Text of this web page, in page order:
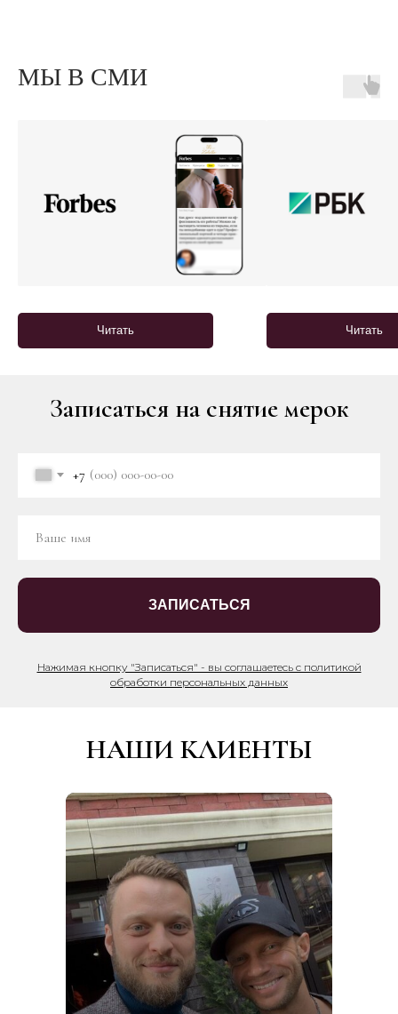
МЫ В СМИ
Читать Читать
Записаться на снятие мерок
+7
ЗАПИСАТЬСЯ
Нажимая кнопку "Записаться" - вы соглашаетесь с политикой
обработки персональных данных
НАШИ КЛИЕНТЫ